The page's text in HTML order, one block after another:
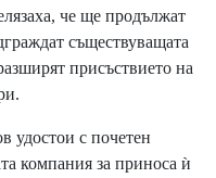
че ще продължат
съществуващата
присъствието на
удостои с почетен
компания за приноса ѝ